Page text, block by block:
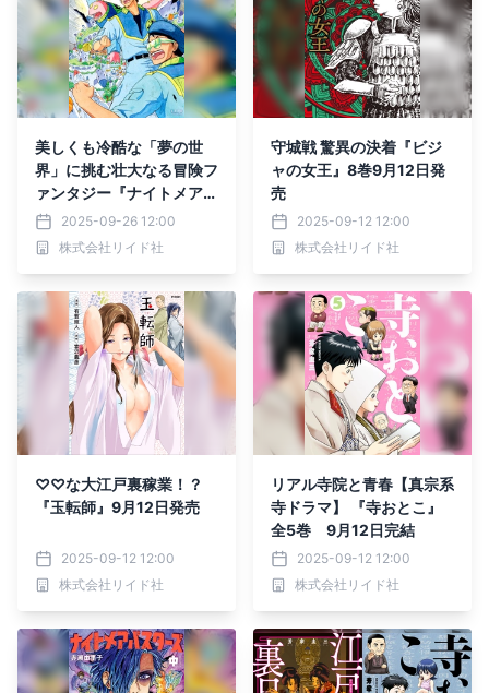
美しくも冷酷な「夢の世
界」に挑む壮大なる冒険フ
ァンタジー『ナイトメアバ
スターズ』下巻9月30日発
売
2025-09-26 12:00
株式会社リイド社
守城戦 驚異の決着『ビジ
ャの女王』8巻9月12日発
売
2025-09-12 12:00
株式会社リイド社
♡♡な大江戸裏稼業！？
『玉転師』9月12日発売
2025-09-12 12:00
株式会社リイド社
リアル寺院と青春【真宗系
寺ドラマ】 『寺おとこ』
全5巻 9月12日完結
2025-09-12 12:00
株式会社リイド社